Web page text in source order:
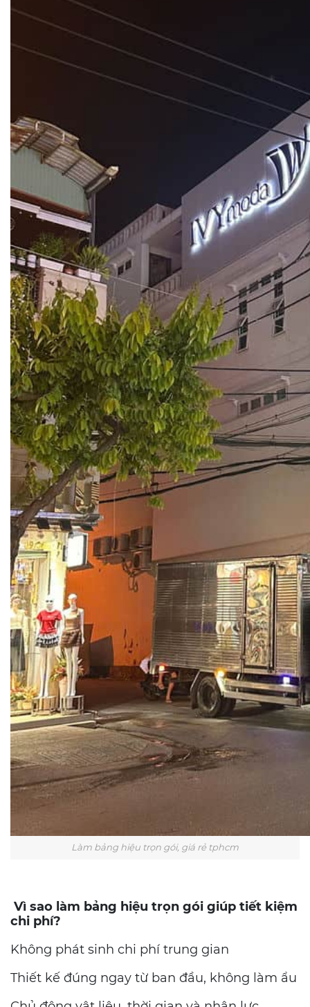
Làm bảng hiệu trọn gói, giá rẻ tphcm
Vì sao làm bảng hiệu trọn gói giúp tiết kiệm
chi phí?
Không phát sinh chi phí trung gian
Thiết kế đúng ngay từ ban đầu, không làm ẩu